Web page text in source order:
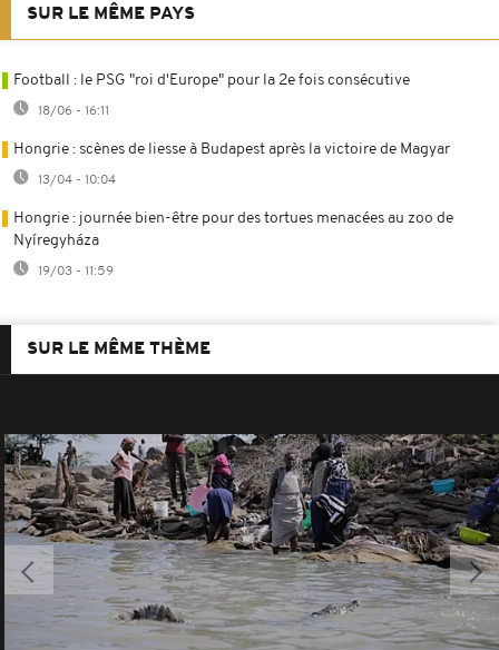
SUR LE MÊME PAYS
Football : le PSG "roi d'Europe" pour la 2e fois consécutive
18/06 - 16:11
Hongrie : scènes de liesse à Budapest après la victoire de Magyar
13/04 - 10:04
Hongrie : journée bien-être pour des tortues menacées au zoo de
Nyíregyháza
19/03 - 11:59
SUR LE MÊME THÈME